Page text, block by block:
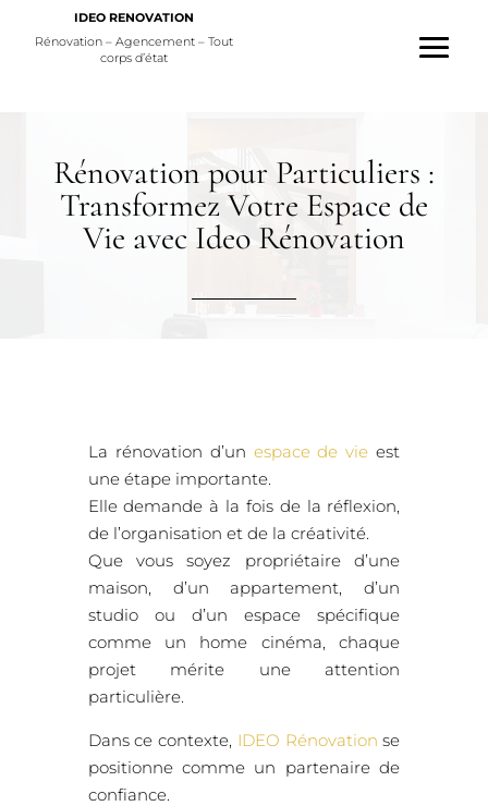
IDEO RENOVATION
Rénovation – Agencement – Tout
corps d’état
Rénovation pour Particuliers :
Transformez Votre Espace de
Vie avec Ideo Rénovation
La rénovation d’un espace de vie est
une étape importante.
Elle demande à la fois de la réflexion,
de l’organisation et de la créativité.
Que vous soyez propriétaire d’une
maison, d’un appartement, d’un
studio ou d’un espace spécifique
comme un home cinéma, chaque
projet mérite une attention
particulière.
Dans ce contexte, IDEO Rénovation se
positionne comme un partenaire de
confiance.